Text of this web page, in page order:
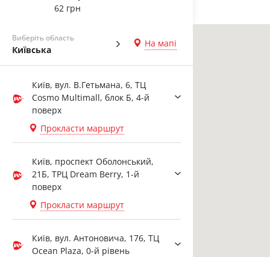
62 грн
Виберіть область
Київська
На мапі
Київ, вул. В.Гетьмана, 6, ТЦ
Cosmo Multimall, блок Б, 4-й
поверх
Прокласти маршрут
Київ, проспект Оболонський,
21Б, ТРЦ Dream Berry, 1-й
поверх
Прокласти маршрут
Київ, вул. Антоновича, 176, ТЦ
Ocean Plaza, 0-й рівень